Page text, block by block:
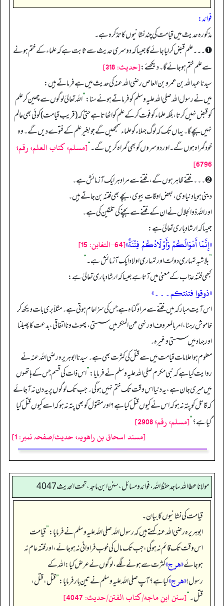
فوائد:
مذکورہ حدیث میں قیامت کی چند نشانیوں کا تذکرہ ہے۔
➊۔۔۔ علم قبض کر لیا جائے گا جیسا کہ دوسری حدیث سے ثابت ہے کہ علماء کے ختم ہونے
سے علم ختم ہو جائے گا۔ دیکھئے:[حديث: 318]
سیدنا عبداللہ بن عمرو بن العاص رضی اللہ عنہ کی حدیث میں ہے فرماتے ہیں:
میں نے رسول اللہ صلی اللہ علیہ وسلم کو فرماتے ہوئے سنا:”اللہ تعالیٰ لوگوں سے چھین کر علم
کو قبض نہیں کرتا، بلکہ علماء کو فوت کر کے علم کو اٹھاتا ہے حتیٰ کہ (قریب قیامت) کوئی بھی عالم
نہیں بچے گا۔ یہاں تک کہ لوگ جہلاء کو علماء سمجھیں گے جو بغیر علم کے فتوے دیں گے۔ وہ
خود گمراہ ہوں گے۔ اور دوسروں کو بھی گمراہ کریں گے۔“[مسلم، كتاب العلم، رقم؛
6796]
➋۔۔۔ فتنے ظاہر ہوں گے، فتنے سے مراد ہر ایک آزمائش ہے۔
دینی ہو یا دنیاوی، بعض اوقات بیوی، بچے بھی فتنہ بن جاتے ہیں۔
اور اللہ ذوالجلال نے ان کے فتنے سے بچنے کی تلقین کی ہے۔
جیسا کہ ارشاد باری تعالیٰ ہے:
«إِنَّمَا أَمْوَالُكُمْ وَأَوْلَادُكُمْ فِتْنَةٌ»[64-التغابن: 15]
”بلاشبہ تمہاری دولت اور تمہاری اولاد ایک آزمائش ہے۔“
کبھی فتنہ عذاب کے معنی میں آتا ہے جیسا کہ ارشاد باری تعالیٰ ہے:
«ذوقوا فتنتكم۔۔۔»
اس آیت مبارکہ میں فتنے سے مراد گناہ ہے جس کی سزا عام ہوتی ہے۔ مثلاً بری بات دیکھ کر
خاموش رہنا، امر بالمعروف اور نہی عن المنکر میں سستی، پھوٹ و نا اتفاقی، بدعت کا پھیلنا
اور جہاد میں سستی وغیرہ۔
معلوم ہوا علامات قیامت میں سے قتل کی کثرت بھی ہے۔ سیدنا ابوہریرہ رضی اللہ عنہ نے
روایت کیا ہے کہ نبی مکرم صلی اللہ علیہ وسلم نے فرمایا:”اس ذات کی قسم جس کے ہاتھوں
میں میری جان ہے، یہ دنیا اس وقت تک ختم نہیں ہو گی۔ جب تک لوگوں پر یہ دن نہ آ جائے
کہ قاتل کو پتہ نہ ہو کہ اس نے کیوں قتل کیا ہے؟ اور مقتول کو بھی پتہ نہ ہو کہ اسے کیوں قتل کیا
گیا ہے؟“[مسلم، رقم؛ 2908]
[مسند اسحاق بن راھویہ، حدیث/صفحہ نمبر: 1]
مولانا عطا الله ساجد حفظ الله، فوائد و مسائل، سنن ابن ماجه، تحت الحديث4047
قیامت کی نشانیوں کا بیان۔
ابوہریرہ رضی اللہ عنہ کہتے ہیں کہ رسول اللہ صلی اللہ علیہ وسلم نے فرمایا:”قیامت
اس وقت تک قائم نہ ہو گی، جب تک مال کی خوب فراوانی نہ ہو جائے، اور فتنہ عام نہ
ہو جائے«هرج»کثرت سے ہونے لگے، لوگوں نے عرض کیا: اللہ کے
رسول!«هرج»کیا ہے؟ آپ صلی اللہ علیہ وسلم نے تین بار فرمایا:”قتل، قتل،
قتل۔‏‏‏‏“[سنن ابن ماجه/كتاب الفتن/حدیث: 4047]